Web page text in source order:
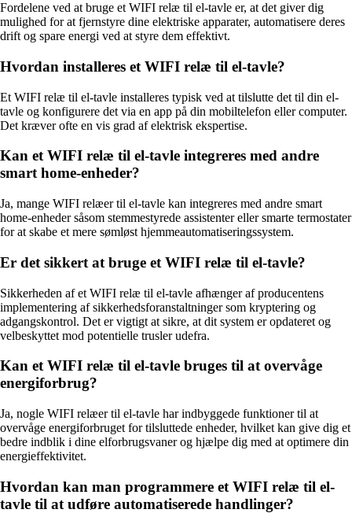
Fordelene ved at bruge et WIFI relæ til el-tavle er, at det giver dig
mulighed for at fjernstyre dine elektriske apparater, automatisere deres
drift og spare energi ved at styre dem effektivt.
Hvordan installeres et WIFI relæ til el-tavle?
Et WIFI relæ til el-tavle installeres typisk ved at tilslutte det til din el-
tavle og konfigurere det via en app på din mobiltelefon eller computer.
Det kræver ofte en vis grad af elektrisk ekspertise.
Kan et WIFI relæ til el-tavle integreres med andre
smart home-enheder?
Ja, mange WIFI relæer til el-tavle kan integreres med andre smart
home-enheder såsom stemmestyrede assistenter eller smarte termostater
for at skabe et mere sømløst hjemmeautomatiseringssystem.
Er det sikkert at bruge et WIFI relæ til el-tavle?
Sikkerheden af et WIFI relæ til el-tavle afhænger af producentens
implementering af sikkerhedsforanstaltninger som kryptering og
adgangskontrol. Det er vigtigt at sikre, at dit system er opdateret og
velbeskyttet mod potentielle trusler udefra.
Kan et WIFI relæ til el-tavle bruges til at overvåge
energiforbrug?
Ja, nogle WIFI relæer til el-tavle har indbyggede funktioner til at
overvåge energiforbruget for tilsluttede enheder, hvilket kan give dig et
bedre indblik i dine elforbrugsvaner og hjælpe dig med at optimere din
energieffektivitet.
Hvordan kan man programmere et WIFI relæ til el-
tavle til at udføre automatiserede handlinger?